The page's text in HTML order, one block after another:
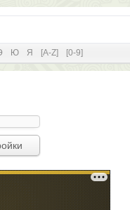
Ю Я [A-Z] [0-9]